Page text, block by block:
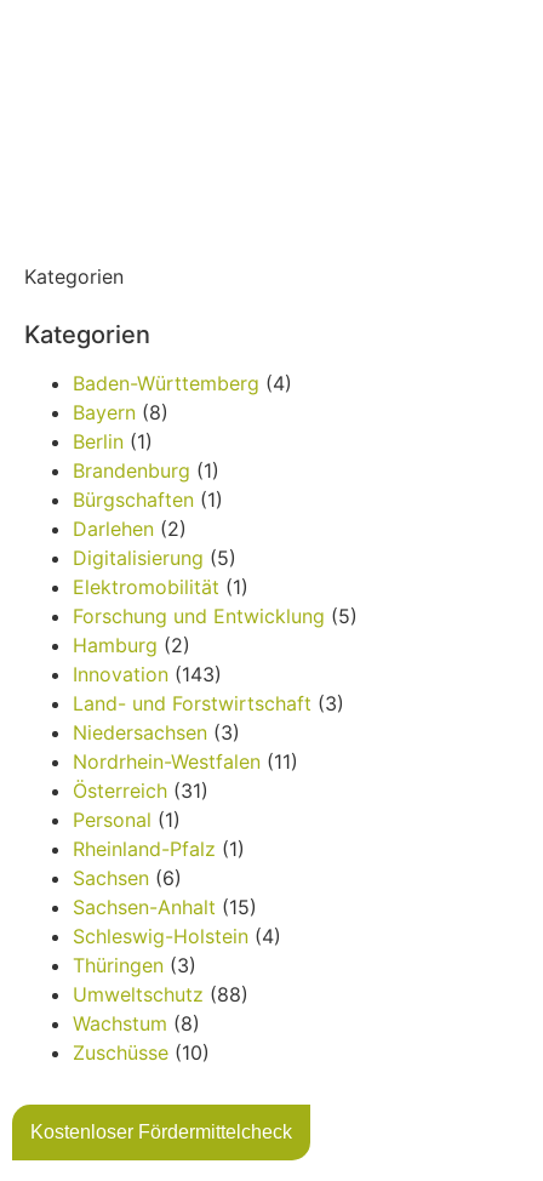
Kategorien
Kategorien
Baden-Württemberg (4)
Bayern (8)
Berlin (1)
Brandenburg (1)
Bürgschaften (1)
Darlehen (2)
Digitalisierung (5)
Elektromobilität (1)
Forschung und Entwicklung (5)
Hamburg (2)
Innovation (143)
Land- und Forstwirtschaft (3)
Niedersachsen (3)
Nordrhein-Westfalen (11)
Österreich (31)
Personal (1)
Rheinland-Pfalz (1)
Sachsen (6)
Sachsen-Anhalt (15)
Schleswig-Holstein (4)
Thüringen (3)
Umweltschutz (88)
Wachstum (8)
Zuschüsse (10)
Kostenloser Fördermittelcheck